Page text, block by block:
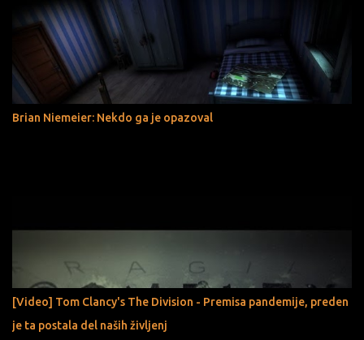
Brian Niemeier: Nekdo ga je opazoval
[Video] Tom Clancy's The Division - Premisa pandemije, preden
je ta postala del naših življenj